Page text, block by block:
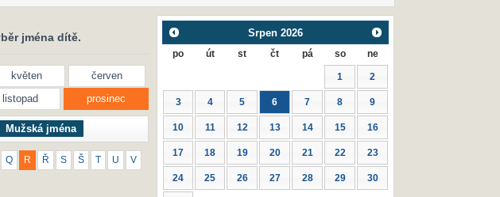
jména dítě.
květen
červen
listopad prosinec
Mužská jména
Q R Ř S Š T U V
Srpen 2026
po út st čt pá so ne
1 2
3 4 5 6 7 8 9
10 11 12 13 14 15 16
17 18 19 20 21 22 23
24 25 26 27 28 29 30